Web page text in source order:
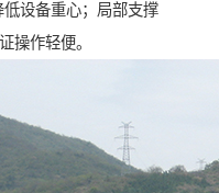
设备重心；局部支撑
操作轻便。